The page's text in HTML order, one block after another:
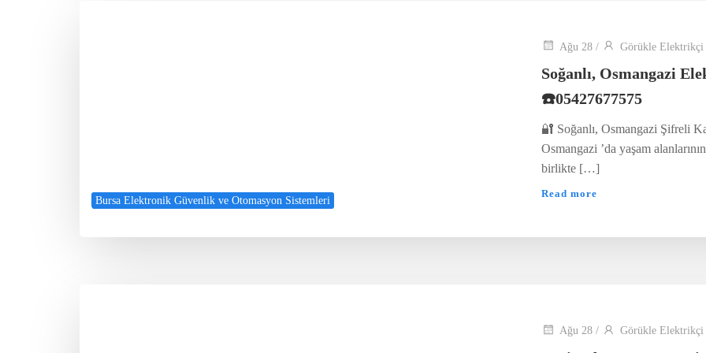
Bursa Elektronik Güvenlik ve Otomasyon Sistemleri
Ağu 28 / Görükle Elektrikçi
Soğanlı, Osmangazi
☎️05427677575
🔐 Soğanlı, Osmangazi Şifreli
Osmangazi ’da yaşam
birlikte […]
Read more
Ağu 28 / Görükle Elektrikçi